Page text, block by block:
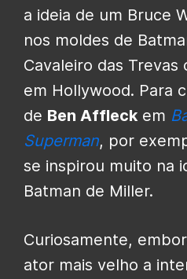
a ideia de um Bruce
nos moldes de
Cavaleiro das
em Hollywood. Para
de Ben Affleck em
Superman, por
se inspirou muito na
Batman de Miller.
Curiosamente,
ator mais velho a